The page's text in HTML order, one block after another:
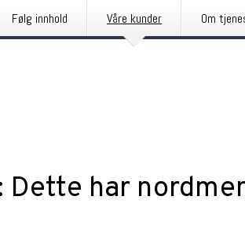
Følg innhold Våre kunder Om
har